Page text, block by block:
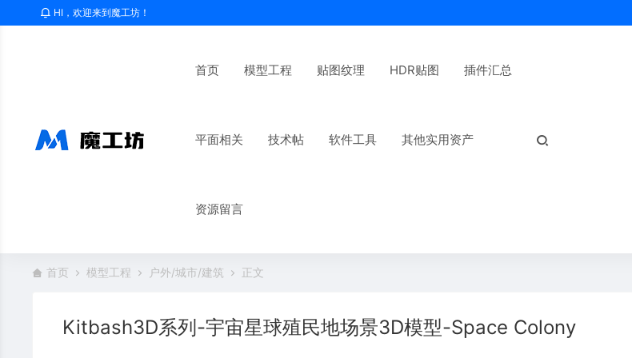
HI，欢迎来到魔工坊！
首页 模型工程 贴图纹理 HDR贴图 插件汇总
平面相关 技术帖 软件工具 其他实用资产
资源留言
首页 模型工程 户外/城市/建筑 正文
Kitbash3D系列-宇宙星球殖民地场景3D模型-Space Colony